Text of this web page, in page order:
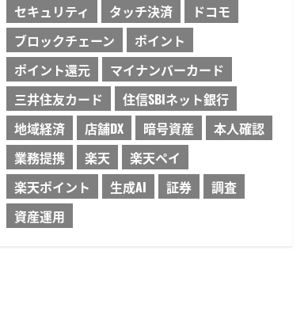
セキュリティ
タッチ決済
ドコモ
ブロックチェーン
ポイント
ポイント還元
マイナンバーカード
三井住友カード
住信SBIネット銀行
地域経済
店舗DX 暗号資産
本人確認
業務提携
楽天
楽天ペイ
楽天ポイント
生成AI 証券
調査
資産運用